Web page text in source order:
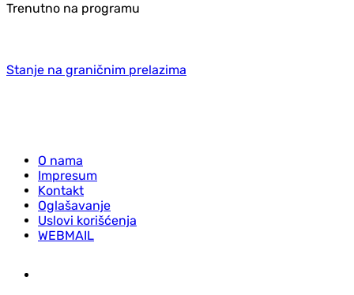
Trenutno na programu
Stanje na graničnim prelazima
O nama
Impresum
Kontakt
Oglašavanje
Uslovi korišćenja
WEBMAIL